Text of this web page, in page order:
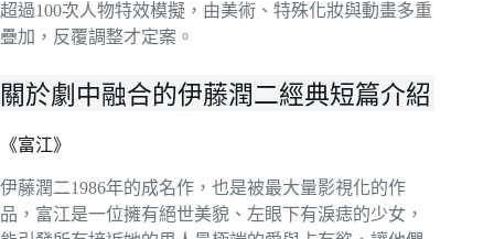
超過100次人物特效模擬，由美術、特殊化妝與動畫多重
疊加，反覆調整才定案。
關於劇中融合的伊藤潤二經典短篇介紹
《富江》
伊藤潤二1986年的成名作，也是被最大量影視化的作
品，富江是一位擁有絕世美貌、左眼下有淚痣的少女，